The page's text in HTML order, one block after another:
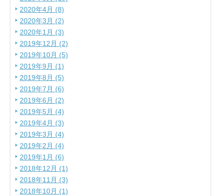
2020年4月 (8)
2020年3月 (2)
2020年1月 (3)
2019年12月 (2)
2019年10月 (5)
2019年9月 (1)
2019年8月 (5)
2019年7月 (6)
2019年6月 (2)
2019年5月 (4)
2019年4月 (3)
2019年3月 (4)
2019年2月 (4)
2019年1月 (6)
2018年12月 (1)
2018年11月 (3)
2018年10月 (1)